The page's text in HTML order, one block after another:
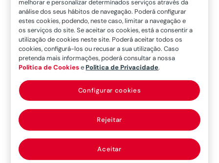
melhorar e personalizar determinados serviços através da
análise dos seus hábitos de navegação. Poderá configurar
estes cookies, podendo, neste caso, limitar a navegação e
os serviços do site. Se aceitar os cookies, está a consentir a
utilização de cookies neste site. Poderá aceitar todos os
cookies, configurá-los ou recusar a sua utilização. Caso
pretenda mais informações, poderá consultar a nossa
Política de CookiesePolítica de Privacidade.
Rejeitar
Aceitar
Configurar cookies